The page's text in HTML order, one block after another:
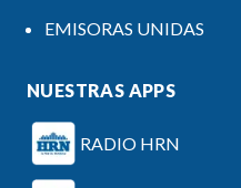
EMISORAS UNIDAS
NUESTRAS APPS
RADIO HRN